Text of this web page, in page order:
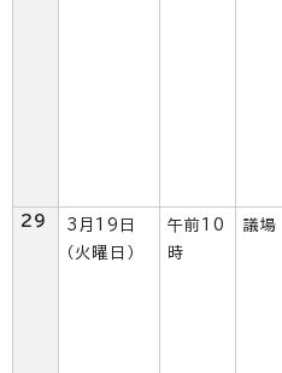
29
3月19日
（火曜日）
午前10
時
議場